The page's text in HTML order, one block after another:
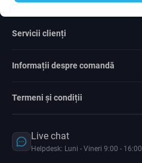
Servicii clienți
Informații despre comandă
Termeni și condiții
Live chat
Helpdesk: Luni - Vineri 9:00 - 16:00